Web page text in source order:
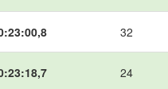
32
24